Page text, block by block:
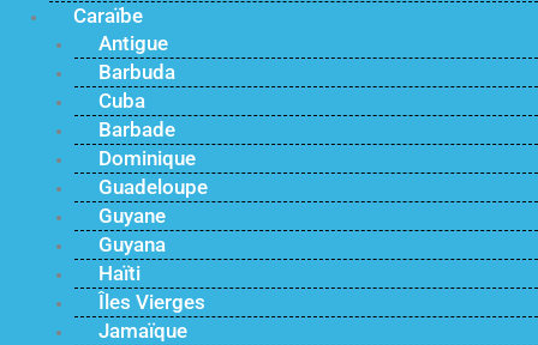
Caraïbe
Antigue
Barbuda
Cuba
Barbade
Dominique
Guadeloupe
Guyane
Guyana
Haïti
Îles Vierges
Jamaïque